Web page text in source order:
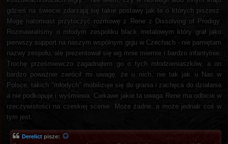
gdzieś na świecie zdarzają się takie postawy jak te o których piszesz.
Mogę natomiast przytoczyć rozmowę z Rene z Dissolving of Prodigy.
Rozmawialiśmy o młodym zespoliku black metalowym który grał jako
pierwszy support na naszym wspólnym gigu w Czechach - nie pamiętam
nazwy zespołu, ale prezentował się wg mnie miernie i bardzo infantylnie.
Trochę prześmiewczo zagadnąłem go o tych młodzieniaszków, a on
bardzo poważnie zwrócił mi uwagę, że u nich, nie tak jak u Nas w
Polsce, takich "młodych" mobilizuje się do grania i zachęca do działania
a nie podkopuje i wyśmiewa. Ciekawe jakie ta uwaga Rene ma odbicie w
rzeczywistości na czeskiej scenie. Może żadne, a może jednak coś w
tym jest.
Derelict pisze: